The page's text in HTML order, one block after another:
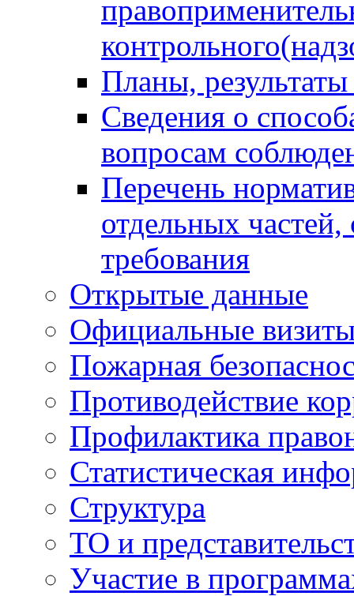
Планы,
Сведения о
вопросам
Перечень
отдельных
требования
Открытые данные
Официальные
Пожарная
Противодействие
Профилактика
Статистическая
Структура
ТО и
Участие в